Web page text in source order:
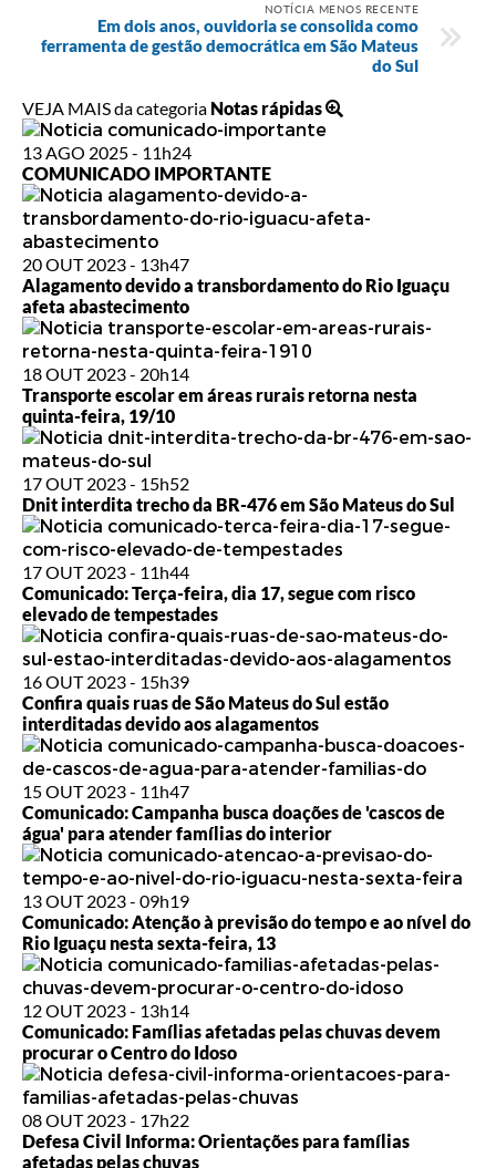
NOTÍCIA MENOS RECENTE
Em dois anos, ouvidoria se consolida como
ferramenta de gestão democrática em São Mateus
do Sul
VEJA MAIS da categoria Notas rápidas
13 AGO 2025 - 11h24
COMUNICADO IMPORTANTE
20 OUT 2023 - 13h47
Alagamento devido a transbordamento do Rio Iguaçu
afeta abastecimento
18 OUT 2023 - 20h14
Transporte escolar em áreas rurais retorna nesta
quinta-feira, 19/10
17 OUT 2023 - 15h52
Dnit interdita trecho da BR-476 em São Mateus do Sul
17 OUT 2023 - 11h44
Comunicado: Terça-feira, dia 17, segue com risco
elevado de tempestades
16 OUT 2023 - 15h39
Confira quais ruas de São Mateus do Sul estão
interditadas devido aos alagamentos
15 OUT 2023 - 11h47
Comunicado: Campanha busca doações de 'cascos de
água' para atender famílias do interior
13 OUT 2023 - 09h19
Comunicado: Atenção à previsão do tempo e ao nível do
Rio Iguaçu nesta sexta-feira, 13
12 OUT 2023 - 13h14
Comunicado: Famílias afetadas pelas chuvas devem
procurar o Centro do Idoso
08 OUT 2023 - 17h22
Defesa Civil Informa: Orientações para famílias
afetadas pelas chuvas